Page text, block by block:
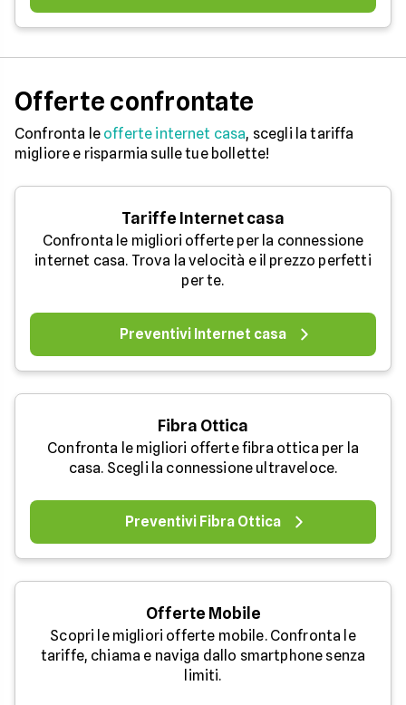
Offerte confrontate
Confronta le offerte internet casa, scegli la tariffa
migliore e risparmia sulle tue bollette!
Tariffe Internet casa
Confronta le migliori offerte per la connessione
internet casa. Trova la velocità e il prezzo perfetti
per te.
Preventivi Internet casa
Fibra Ottica
Confronta le migliori offerte fibra ottica per la
casa. Scegli la connessione ultraveloce.
Preventivi Fibra Ottica
Offerte Mobile
Scopri le migliori offerte mobile. Confronta le
tariffe, chiama e naviga dallo smartphone senza
limiti.